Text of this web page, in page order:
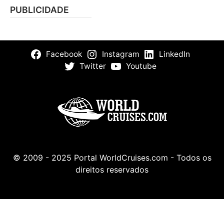
PUBLICIDADE
Facebook Instagram
LinkedIn
Twitter
Youtube
© 2009 - 2025 Portal WorldCruises.com - Todos os
direitos reservados